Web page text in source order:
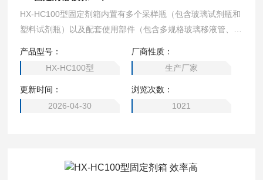
HX-HC100型固定剂箱内置有多个采样瓶（包含玻璃试剂瓶和
塑料试剂瓶）以及配套使用部件（包含多规格玻璃移液管、一
针对水样添加各类化学试剂。固定剂箱 质保一年
产品型号：
HX-HC100型
厂商性质：
生产厂家
更新时间：
2026-04-30
浏览次数：
1021